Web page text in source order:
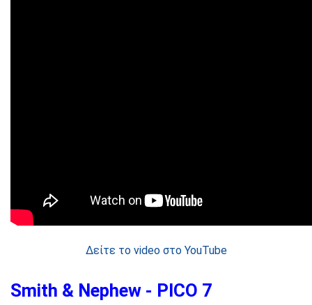
Δείτε το video στο YouTube
Smith & Nephew - PICO 7